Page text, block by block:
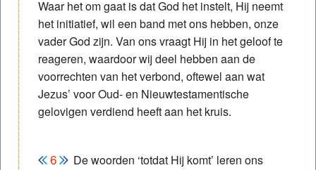
Waar het om gaat is dat God het instelt, Hij neemt
het initiatief, wil een band met ons hebben, onze
vader God zijn. Van ons vraagt Hij in het geloof te
reageren, waardoor wij deel hebben aan de
voorrechten van het verbond, oftewel aan wat
Jezus’ voor Oud- en Nieuw­testamentische
gelovigen verdiend heeft aan het kruis.
De woorden ‘totdat Hij komt’ leren ons